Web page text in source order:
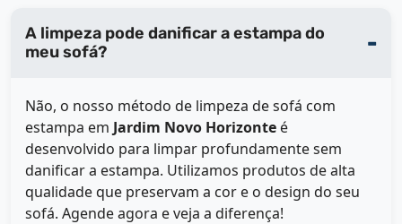
A limpeza pode danificar a estampa do
meu sofá?
Não, o nosso método de limpeza de sofá com
estampa em Jardim Novo Horizonte é
desenvolvido para limpar profundamente sem
danificar a estampa. Utilizamos produtos de alta
qualidade que preservam a cor e o design do seu
sofá. Agende agora e veja a diferença!